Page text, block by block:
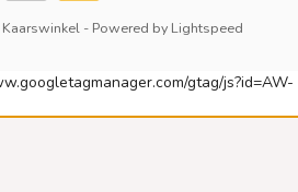
- Powered by Lightspeed
gtag/js?id=AW-